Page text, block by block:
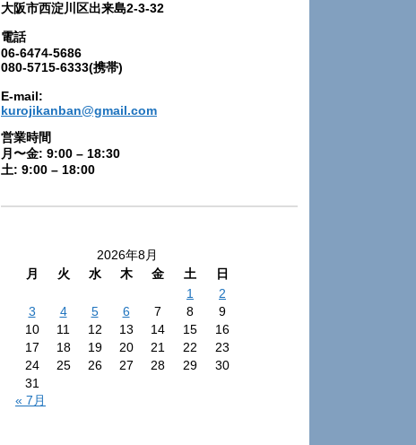
大阪市西淀川区出来島2-3-32
電話
06-6474-5686
080-5715-6333(携帯)
E-mail:
kurojikanban@gmail.com
営業時間
月〜金: 9:00 – 18:30
土: 9:00 – 18:00
2026年8月
月
火 水 木 金 土
日
1
2
3
4 5 6 7 8
9
10
11 12 13 14 15
16
17
18 19 20 21 22
23
24
25 26 27 28 29
30
31
« 7月